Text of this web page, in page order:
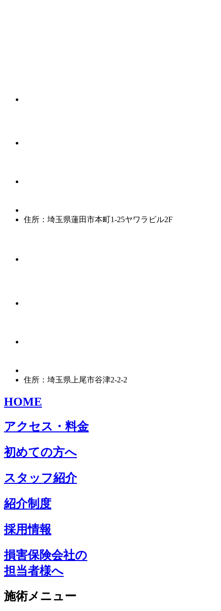
住所：埼玉県蓮田市本町1-25ヤワラビル2F
住所：埼玉県上尾市谷津2-2-2
HOME
アクセス・料金
初めての方へ
スタッフ紹介
紹介制度
採用情報
損害保険会社の
担当者様へ
施術メニュー